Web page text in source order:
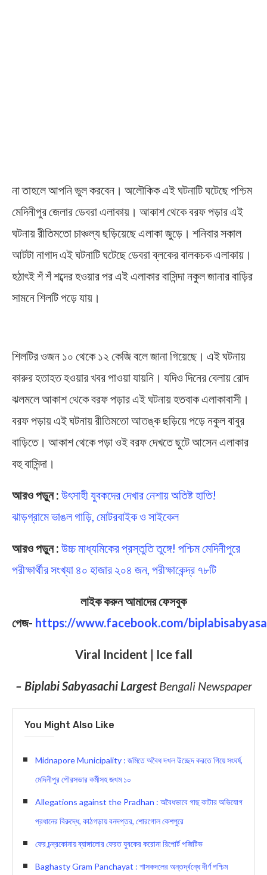
না তাহলে আপনি ভুল করবেন। অলৌকিক এই ঘটনাটি ঘটেছে পশ্চিম
মেদিনীপুর জেলার ডেবরা এলাকায়। আকাশ থেকে বরফ পড়ার এই
ঘটনায় রীতিমতো চাঞ্চল্য ছড়িয়েছে এলাকা জুড়ে। শনিবার সকাল
আটটা নাগাদ এই ঘটনাটি ঘটেছে ডেবরা ব্লকের বালকচক এলাকায়।
হঠাৎই শঁ শঁ শব্দের হওয়ার পর এই এলাকার বাসিন্দা নকুল জানার বাড়ির
সামনে শিলটি পড়ে যায়।
শিলটির ওজন ১০ থেকে ১২ কেজি বলে জানা গিয়েছে। এই ঘটনায়
কারুর হতাহত হওয়ার খবর পাওয়া যায়নি। যদিও দিনের বেলায় রোদ
ঝলমলে আকাশ থেকে বরফ পড়ার এই ঘটনায় হতবাক এলাকাবাসী।
বরফ পড়ায় এই ঘটনায় রীতিমতো আতঙ্ক ছড়িয়ে পড়ে নকুল বাবুর
বাড়িতে। আকাশ থেকে পড়া ওই বরফ দেখতে ছুটে আসেন এলাকার
বহু বাসিন্দা।
আরও পড়ুন : উৎসাহী যুবকদের দেখার নেশায় অতিষ্ট হাতি!
ঝাড়গ্রামে ভাঙল গাড়ি, মোটরবাইক ও সাইকেল
আরও পড়ুন : উচ্চ মাধ্যমিকের প্রস্তুতি তুঙ্গে! পশ্চিম মেদিনীপুরে
পরীক্ষার্থীর সংখ্যা ৪০ হাজার ২০৪ জন, পরীক্ষাকেন্দ্র ৭৮টি
লাইক করুন আমাদের ফেসবুক
পেজ- https://www.facebook.com/
Viral Incident | Ice fall
– Biplabi Sabyasachi LargestBengali Newspaper
You Might Also Like
Midnapore Municipality : জমিতে অবৈধ দখল উচ্ছেদ করতে গিয়ে সংঘর্ষ,
মেদিনীপুর পৌরসভার কর্মীসহ জখম ১০
Allegations against the Pradhan : অবৈধভাবে গাছ কাটার অভিযোগ
প্রধানের বিরুদ্ধে, কাঠগড়ায় বনদপ্তর, শোরগোল কেশপুরে
ফের চন্দ্রকোনায় ব্যাঙ্গালোর ফেরত যুবকের করোনা রিপোর্ট পজিটিভ
Baghasty Gram Panchayat : শাসকদলের অন্তর্দ্বন্ধে দীর্ণ পশ্চিম